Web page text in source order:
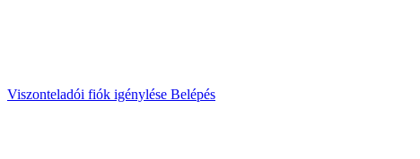
Viszonteladói fiók igénylése Belépés